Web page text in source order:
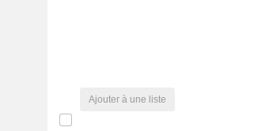
Ajouter à une liste